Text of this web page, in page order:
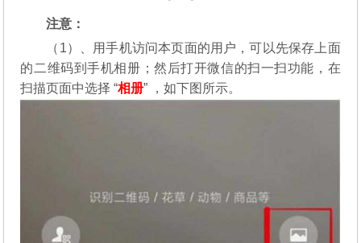
注意：
（1）、用手机访问本页面的用户，可以先保存上面
的二维码到手机相册；然后打开微信的扫一扫功能，在
扫描页面中选择 “相册” ，如下图所示。